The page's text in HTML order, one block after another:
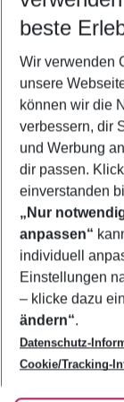
2
Footer
Footer
Über uns
AGB
Bestpreisgarantie
Cookie-
Cookie-Richtlinie
Barrierefreies
Folge uns
beste
Wir verwenden
unsere
können wir die
verbessern, dir
und Werbung
dir passen.
einverstanden
„Nur
anpassen“
individuell
Einstellungen
– klicke dazu
ändern“.
Datenschutz-
Cookie/Tracking-